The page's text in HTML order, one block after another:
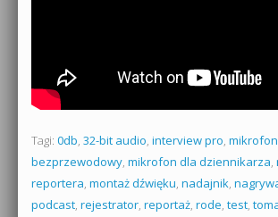
Tagi: 0db, 32-bit audio, interview pro, mikrofon
bezprzewodowy, mikrofon dla dziennikarza,
reportera, montaż dźwięku, nadajnik,
podcast, rejestrator, reportaż, rode, test,